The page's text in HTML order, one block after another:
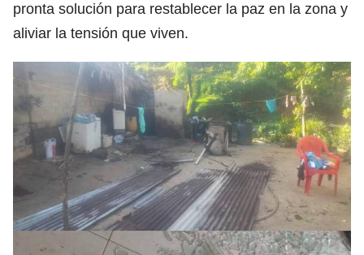
pronta solución para restablecer la paz en la zona y
aliviar la tensión que viven.